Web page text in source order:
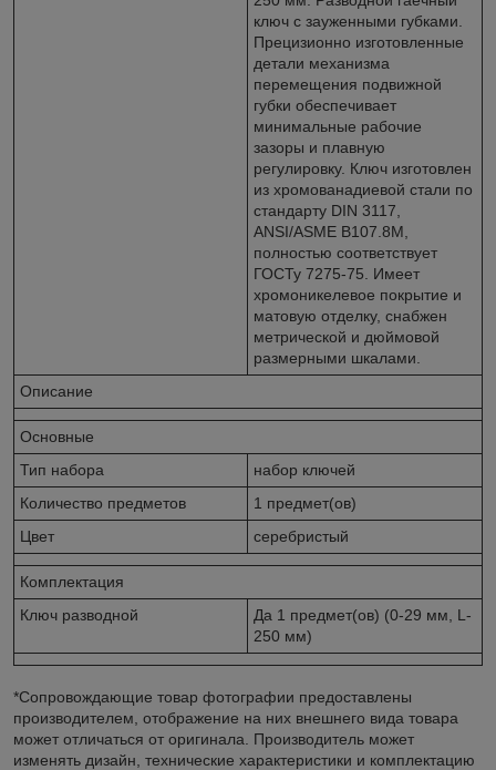
ключ с зауженными губками.
Прецизионно изготовленные
детали механизма
перемещения подвижной
губки обеспечивает
минимальные рабочие
зазоры и плавную
регулировку. Ключ изготовлен
из хромованадиевой стали по
стандарту DIN 3117,
ANSI/ASME B107.8M,
полностью соответствует
ГОСТу 7275-75. Имеет
хромоникелевое покрытие и
матовую отделку, снабжен
метрической и дюймовой
размерными шкалами.
Описание
Основные
Тип набора
набор ключей
Количество предметов
1 предмет(ов)
Цвет
серебристый
Комплектация
Ключ разводной
Да 1 предмет(ов) (0-29 мм, L-
250 мм)
*Сопровождающие товар фотографии предоставлены
производителем, отображение на них внешнего вида товара
может отличаться от оригинала. Производитель может
изменять дизайн, технические характеристики и комплектацию